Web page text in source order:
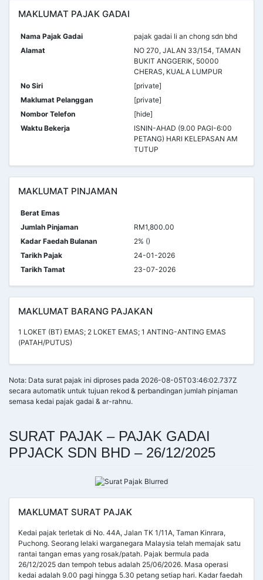
MAKLUMAT PAJAK GADAI
Nama Pajak Gadai
pajak gadai li an chong sdn bhd
Alamat
NO 270, JALAN 33/154, TAMAN
BUKIT ANGGERIK, 50000
CHERAS, KUALA LUMPUR
No Siri
[private]
Maklumat Pelanggan
[private]
Nombor Telefon
[hide]
Waktu Bekerja
ISNIN-AHAD (9.00 PAGI-6:00
PETANG) HARI KELEPASAN AM
TUTUP
MAKLUMAT PINJAMAN
Berat Emas
Jumlah Pinjaman
RM1,800.00
Kadar Faedah Bulanan
2% ()
Tarikh Pajak
24-01-2026
Tarikh Tamat
23-07-2026
MAKLUMAT BARANG PAJAKAN
1 LOKET (BT) EMAS; 2 LOKET EMAS; 1 ANTING-ANTING EMAS
(PATAH/PUTUS)
Nota: Data surat pajak ini diproses pada 2026-08-05T03:46:02.737Z
secara automatik untuk tujuan rekod & perbandingan jumlah pinjaman
semasa kedai pajak gadai & ar-rahnu.
SURAT PAJAK – PAJAK GADAI
PPJACK SDN BHD – 26/12/2025
MAKLUMAT SURAT PAJAK
Kedai pajak terletak di No. 44A, Jalan TK 1/11A, Taman Kinrara,
Puchong. Seorang lelaki warganegara Malaysia telah memajak satu
rantai tangan emas yang rosak/patah. Pajak bermula pada
26/12/2025 dan tempoh tebus adalah 25/06/2026. Masa operasi
kedai adalah 9.00 pagi hingga 5.30 petang setiap hari. Kadar faedah